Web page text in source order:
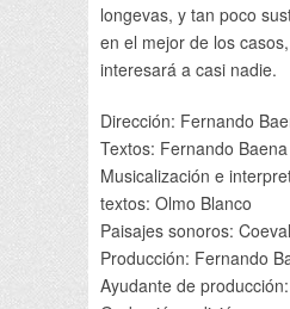
longevas, y tan poco
en el mejor de los
interesará a casi nadie.
Dirección: Fernando
Textos: Fernando Baena
Musicalización e
textos: Olmo Blanco
Paisajes sonoros: Coeval
Producción: Fernando
Ayudante de